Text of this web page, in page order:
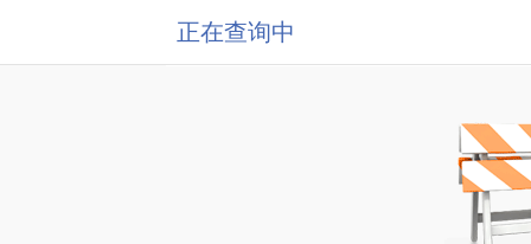
正在查询中